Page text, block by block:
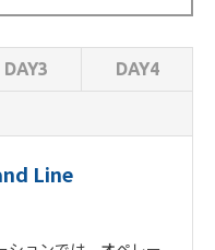
DAY3 DAY4
Line